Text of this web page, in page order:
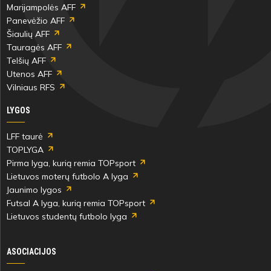
Marijampolės AFF
Panevėžio AFF
Šiaulių AFF
Tauragės AFF
Telšių AFF
Utenos AFF
Vilniaus RFS
LYGOS
LFF taurė
TOPLYGA
Pirma lyga, kurią remia TOPsport
Lietuvos moterų futbolo A lyga
Jaunimo lygos
Futsal A lyga, kurią remia TOPsport
Lietuvos studentų futbolo lyga
ASOCIACIJOS